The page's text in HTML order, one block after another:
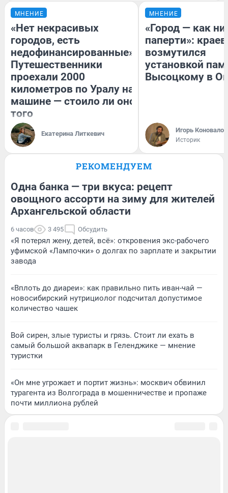
МНЕНИЕ
«Нет некрасивых
городов, есть
недофинансированные».
Путешественники
проехали 2000
километров по Уралу на
машине — стоило ли оно
того
Екатерина Литкевич
МНЕНИЕ
«Город — как
паперти»:
возмутился
установкой
Высоцкому в
Игорь Коновалов
Историк
РЕКОМЕНДУЕМ
Одна банка — три вкуса: рецепт
овощного ассорти на зиму для жителей
Архангельской области
6 часов 3 495 Обсудить
«Я потерял жену, детей, всё»: откровения экс-рабочего
уфимской «Лампочки» о долгах по зарплате и закрытии
завода
«Вплоть до диареи»: как правильно пить иван-чай —
новосибирский нутрициолог подсчитал допустимое
количество чашек
Вой сирен, злые туристы и грязь. Стоит ли ехать в
самый большой аквапарк в Геленджике — мнение
туристки
«Он мне угрожает и портит жизнь»: москвич обвинил
турагента из Волгограда в мошенничестве и пропаже
почти миллиона рублей